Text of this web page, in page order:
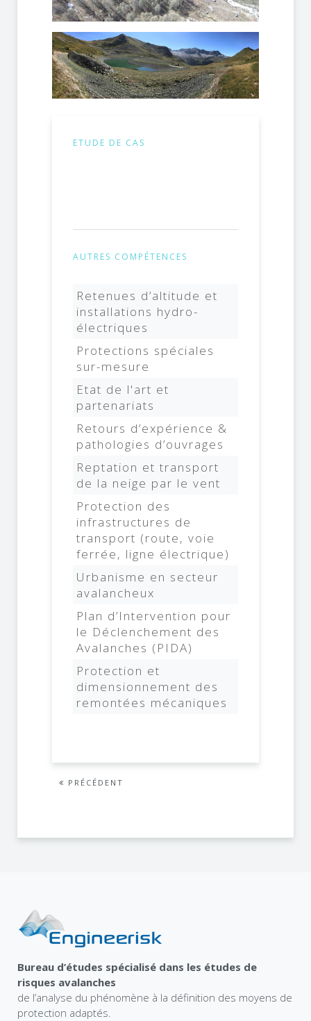
ETUDE DE CAS
AUTRES COMPÉTENCES
Retenues d’altitude et
installations hydro-
électriques
Protections spéciales
sur-mesure
Etat de l'art et
partenariats
Retours d’expérience &
pathologies d’ouvrages
Reptation et transport
de la neige par le vent
Protection des
infrastructures de
transport (route, voie
ferrée, ligne électrique)
Urbanisme en secteur
avalancheux
Plan d’Intervention pour
le Déclenchement des
Avalanches (PIDA)
Protection et
dimensionnement des
remontées mécaniques
PRÉCÉDENT
Bureau d’études spécialisé dans les études de
risques avalanches
de l’analyse du phénomène à la définition des moyens de
protection adaptés.